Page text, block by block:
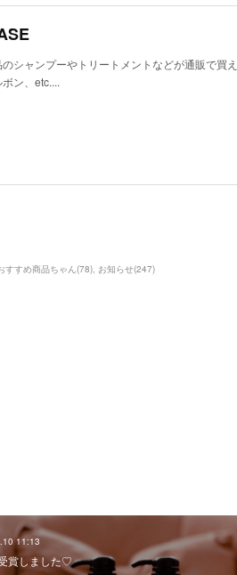
シャンプーやトリートメントなどが通販で買え
ン、etc....
すすめ商品ちゃん(78) お知らせ(247)
11:13
賞しました♡